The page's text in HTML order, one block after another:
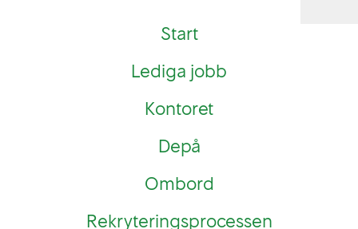
Start
Lediga jobb
Kontoret
Depå
Ombord
Rekryteringsprocessen